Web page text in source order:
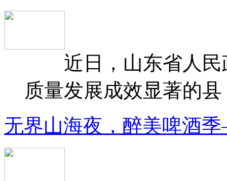
近日，山东省人民
质量发展成效显著的
无界山海夜，醉美啤酒